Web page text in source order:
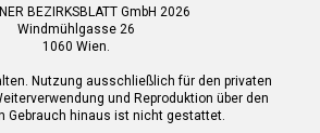
BEZIRKSBLATT GmbH 2026
Windmühlgasse 26
1060 Wien.
Nutzung ausschließlich für den privaten
und Reproduktion über den
Gebrauch hinaus ist nicht gestattet.